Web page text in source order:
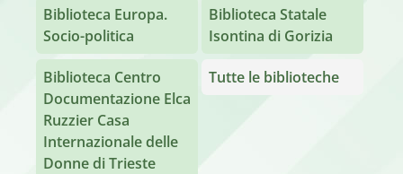
Biblioteca Europa.
Socio-politica
Biblioteca Statale
Isontina di Gorizia
Biblioteca Centro
Documentazione Elca
Ruzzier Casa
Internazionale delle
Donne di Trieste
Tutte le biblioteche